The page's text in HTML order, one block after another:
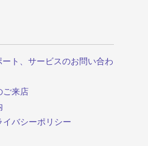
ト、サービスのお問い合わ
ご来店
バシーポリシー